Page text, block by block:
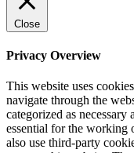
Close
Privacy Overview
This website uses
navigate through the
categorized as
essential for the working
also use third-party